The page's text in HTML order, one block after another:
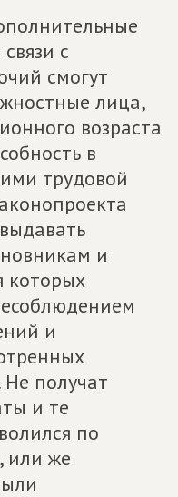
с
смогут
лица,
возраста
в
трудовой
и
которых
и
получат
и те
по
или же